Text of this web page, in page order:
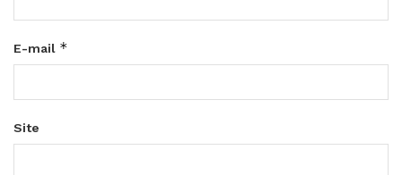
E-mail *
Site